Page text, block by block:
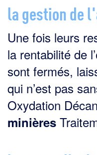
la gestion de
Une fois leurs
la rentabilité de
sont fermés,
qui n’est pas
Oxydation
minières